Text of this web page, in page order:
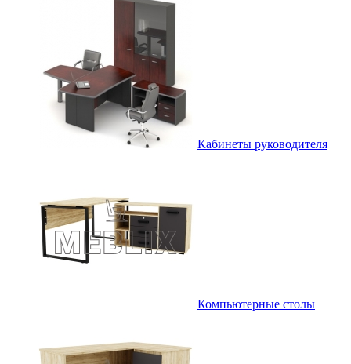
Кабинеты руководителя
Компьютерные столы